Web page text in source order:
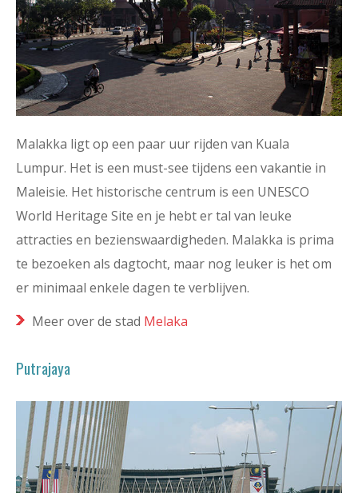
Malakka ligt op een paar uur rijden van Kuala
Lumpur. Het is een must-see tijdens een vakantie in
Maleisie. Het historische centrum is een UNESCO
World Heritage Site en je hebt er tal van leuke
attracties en bezienswaardigheden. Malakka is prima
te bezoeken als dagtocht, maar nog leuker is het om
er minimaal enkele dagen te verblijven.
Meer over de stad Melaka
Putrajaya